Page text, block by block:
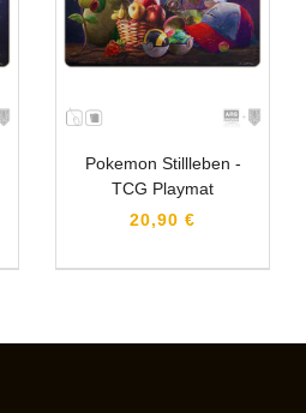
Pokemon Stillleben -
TCG Playmat
20,90 €